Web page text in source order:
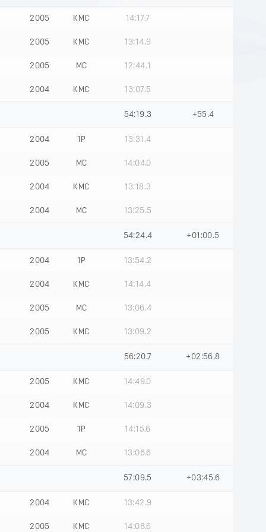
2005 КМС 14:17.7
2005 КМС 13:14.9
2005 МС 12:44.1
2004 КМС 13:07.5
54:19.3 +55.4
2004 1Р 13:31.4
2005 МС 14:04.0
2004 КМС 13:18.3
2004 МС 13:25.5
54:24.4 +01:00.5
2004 1Р 13:54.2
2004 КМС 14:14.4
2005 МС 13:06.4
2005 КМС 13:09.2
56:20.7 +02:56.8
2005 КМС 14:49.0
2004 КМС 14:09.3
2005 1Р 14:15.6
2004 МС 13:06.6
57:09.5 +03:45.6
2004 КМС 13:42.9
2005 КМС 14:08.6